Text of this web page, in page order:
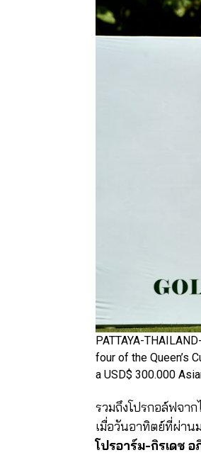
PATTAYA-
four of the Queen’s
a USD$ 300.000
รวมถึงโปรกอล์ฟจา
เมื่อวันอาทิตย์ที่ผ่าน
โปรอาร์ม-กิรเดช